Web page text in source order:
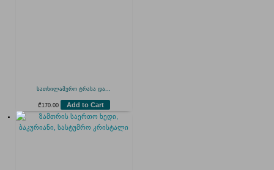
სათხილამურო ტრასა და...
₾ 170.00 Add to Cart